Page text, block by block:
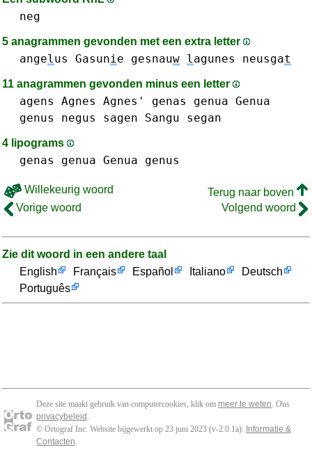
neg
5 anagrammen gevonden met een extra letter
angelus Gasunie gesnauw lagunes neusgat
11 anagrammen gevonden minus een letter
agens Agnes Agnes' genas
genua Genua
genus
negus sagen Sangu segan
4 lipograms
genas genua Genua genus
Willekeurig woord
Terug naar boven
Vorige woord
Volgend woord
Zie dit woord in een andere taal
English
Français Español Italiano
Deutsch
Português
Deze site maakt gebruik van computercookies, klik om meer te weten. Ons
privacybeleid .
© Ortograf Inc. Website bijgewerkt op 23 juni 2023 (v-2.0.1a). Informatie &
Contacten.